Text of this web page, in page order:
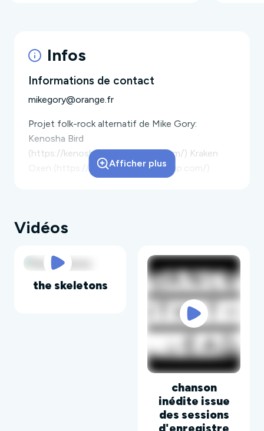
Infos
Informations de contact
mikegory@orange.fr
Projet folk-rock alternatif de Mike Gory:
Kenosha Bird
(https://kenoshabird.bandcamp.com/) Kraken
Oxen (https://krakenoxen.bandcamp.com/)
Afficher plus
Vidéos
the skeletons
chanson
inédite issue
des sessions